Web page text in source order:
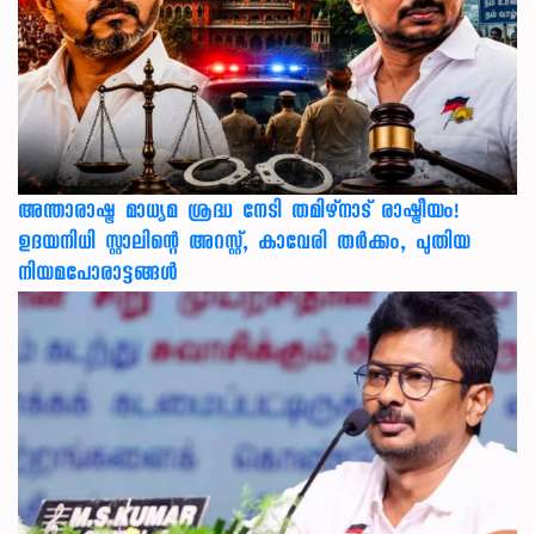
അന്താരാഷ്ട്ര മാധ്യമ ശ്രദ്ധ നേടി തമിഴ്‌നാട് രാഷ്ട്രീയം!
ഉദയനിധി സ്റ്റാലിന്റെ അറസ്റ്റ്, കാവേരി തർക്കം, പുതിയ
നിയമപോരാട്ടങ്ങൾ